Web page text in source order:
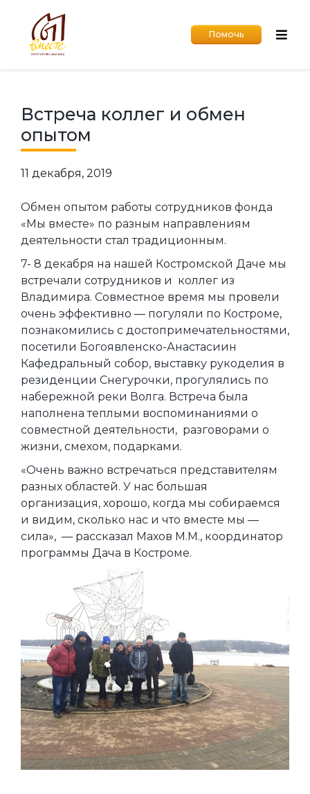
Помочь
Встреча коллег и обмен
опытом
11 декабря, 2019
Обмен опытом работы сотрудников фонда
«Мы вместе» по разным направлениям
деятельности стал традиционным.
7- 8 декабря на нашей Костромской Даче мы
встречали сотрудников и коллег из
Владимира. Совместное время мы провели
очень эффективно — погуляли по Костроме,
познакомились с достопримечательностями,
посетили Богоявленско-Анастасиин
Кафедральный собор, выставку рукоделия в
резиденции Снегурочки, прогулялись по
набережной реки Волга. Встреча была
наполнена теплыми воспоминаниями о
совместной деятельности, разговорами о
жизни, смехом, подарками.
«Очень важно встречаться представителям
разных областей. У нас большая
организация, хорошо, когда мы собираемся
и видим, сколько нас и что вместе мы —
сила», — рассказал Махов М.М., координатор
программы Дача в Костроме.